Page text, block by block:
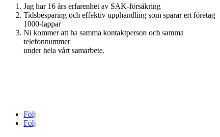
Jag har 16 års erfarenhet av SAK-försäkring
Tidsbesparing och effektiv upphandling som sparar ert företag
1000-lappar
Ni kommer att ha samma kontaktperson och samma
telefonnummer
under hela vårt samarbete.
Följ
Följ